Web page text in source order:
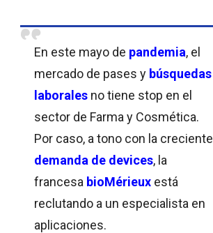
En este mayo de pandemia, el
mercado de pases y búsquedas
laborales no tiene stop en el
sector de Farma y Cosmética.
Por caso, a tono con la creciente
demanda de devices, la
francesa bioMérieux está
reclutando a un especialista en
aplicaciones.